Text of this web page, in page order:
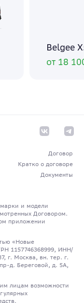
Belgee
от 18
Договор
Кратко о договоре
Документы
и модели
Договором.
приложении
«Новые
1157746368999, ИНН/
г. Москва, вн. тер. г.
д. Береговой, д. 5А,
лицам возможности